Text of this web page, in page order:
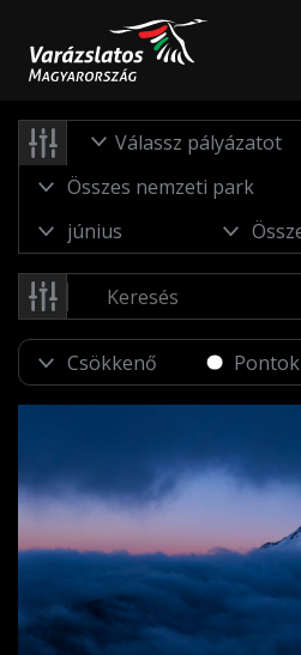
Válassz pályázatot
Pontok